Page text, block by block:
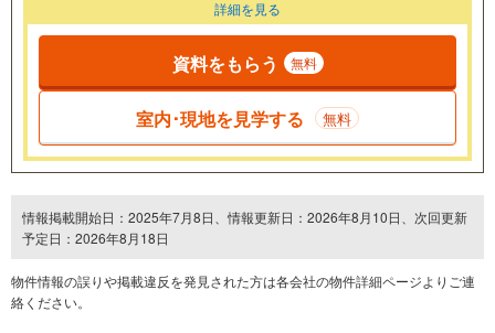
詳細を見る
資料をもらう 無料
室内･現地を見学する 無料
情報掲載開始日：2025年7月8日、情報更新日：2026年8月10日、次回更新
予定日：2026年8月18日
物件情報の誤りや掲載違反を発⾒された方は各会社の物件詳細ページよりご連
絡ください。